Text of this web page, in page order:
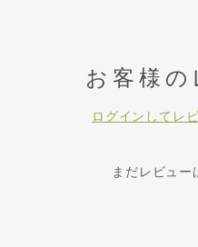
お客様の
ログインしてレ
まだレビュー